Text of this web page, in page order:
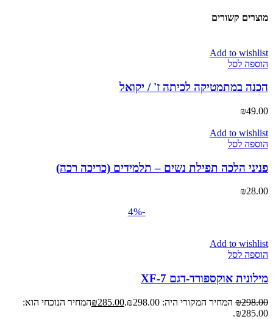
מוצרים קשורים
Add to wishlist
הוספה לסל
הכנה במתמטיקה לכיתה ז' / יקואל
₪49.00
Add to wishlist
הוספה לסל
פניני הלכה תפילת נשים – תלמידים (כריכה רכה)
₪28.00
-4%
Add to wishlist
הוספה לסל
מילונית אוקספורד-דגם 7-XF
₪298.00 המחיר המקורי היה: ₪298.00. ₪285.00
המחיר הנוכחי הוא:
₪285.00.